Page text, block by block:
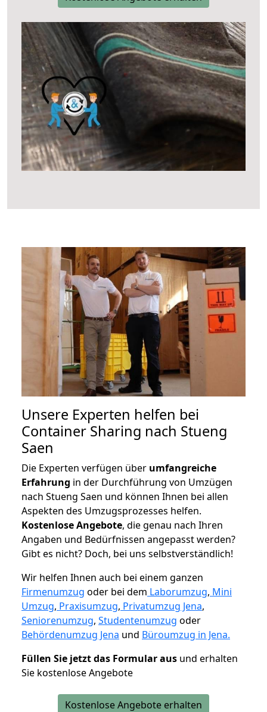
Unsere Experten helfen bei
Container Sharing nach Stueng
Saen
Die Experten verfügen über umfangreiche
Erfahrung in der Durchführung von Umzügen
nach Stueng Saen und können Ihnen bei allen
Aspekten des Umzugsprozesses helfen.
Kostenlose Angebote, die genau nach Ihren
Angaben und Bedürfnissen angepasst werden?
Gibt es nicht? Doch, bei uns selbstverständlich!
Wir helfen Ihnen auch bei einem ganzen
Firmenumzug oder bei dem Laborumzug, Mini
Umzug, Praxisumzug, Privatumzug Jena,
Seniorenumzug, Studentenumzug oder
Behördenumzug Jena und Büroumzug in Jena.
Füllen Sie jetzt das Formular aus und erhalten
Sie kostenlose Angebote
Kostenlose Angebote erhalten